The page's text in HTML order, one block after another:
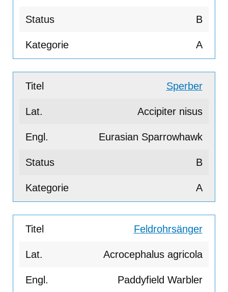
B
A
Sperber
Accipiter nisus
Eurasian Sparrowhawk
B
A
Feldrohrsänger
Acrocephalus agricola
Paddyfield Warbler